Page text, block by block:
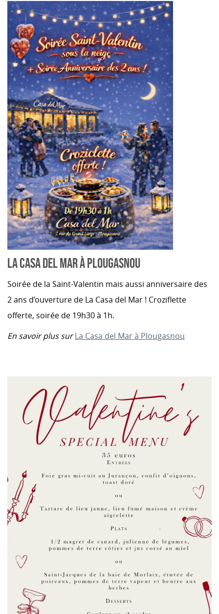
LA CASA DEL MAR À PLOUGASNOU
Soirée de la Saint-Valentin mais aussi anniversaire des
2 ans d’ouverture de La Casa del Mar ! Croziflette
offerte, soirée de 19h30 à 1h.
En savoir plus surLa Casa del Mar à Plougasnou